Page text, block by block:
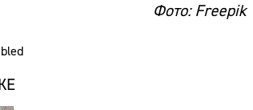
Фото: Freepik